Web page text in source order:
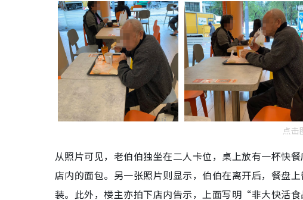
点击
从照片可见，老伯伯独坐在二人卡位，桌上放有一杯快
店内的面包。另一张照片则显示，伯伯在离开后，餐盘
装。此外，楼主亦拍下店内告示，上面写明“非大快活